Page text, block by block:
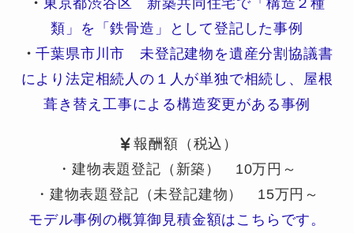
・ 東京都渋谷区 新築共同住宅で「構造２種
類」を「鉄骨造」として登記した事例
・千葉県市川市 未登記建物を遺産分割協議書
により法定相続人の１人が単独で相続し、屋根
葺き替え工事による構造変更がある事例
報酬額（税込）
・建物表題登記（新築） 10万円～
・建物表題登記（未登記建物） 15万円～
モデル事例の概算御見積金額はこちらです。